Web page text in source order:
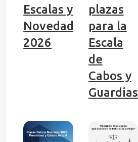
Escalas y
Novedades
2026
plazas
para la
Escala
de
Cabos y
Guardias